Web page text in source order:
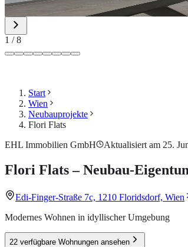
1 /8
Start
Wien
Neubauprojekte
Flori Flats
EHL Immobilien GmbH
Aktualisiert am 25.
Flori Flats – Neubau-
Edi-Finger-Straße 7c, 1210 Floridsdorf, Wien
Modernes Wohnen in idyllischer Umgebung
22 verfügbare Wohnungen ansehen